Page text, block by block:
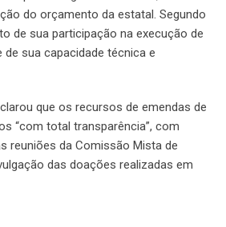
do orçamento da estatal. Segundo
de sua participação na execução de
sua capacidade técnica e
que os recursos de emendas de
“com total transparência”, com
reuniões da Comissão Mista de
das doações realizadas em